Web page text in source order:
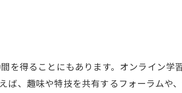
を得ることにもあります。オンライン学
、趣味や特技を共有するフォーラムや